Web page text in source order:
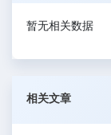
暂无相关数据
相关文章